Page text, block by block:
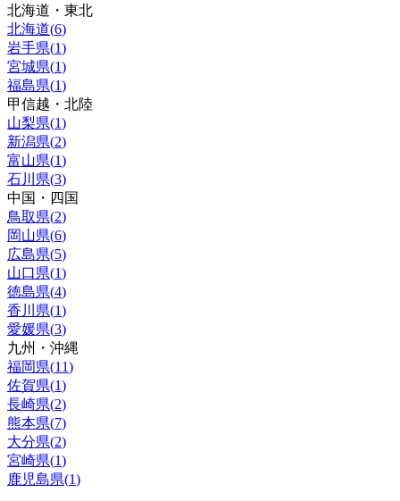
北海道・東北
北海道(6)
岩手県(1)
宮城県(1)
福島県(1)
甲信越・北陸
山梨県(1)
新潟県(2)
富山県(1)
石川県(3)
中国・四国
鳥取県(2)
岡山県(6)
広島県(5)
山口県(1)
徳島県(4)
香川県(1)
愛媛県(3)
九州・沖縄
福岡県(11)
佐賀県(1)
長崎県(2)
熊本県(7)
大分県(2)
宮崎県(1)
鹿児島県(1)